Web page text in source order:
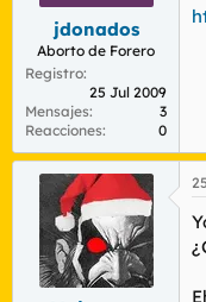
o
d
e
t
e
m
a
i
n
i
i
jdonados
Aborto de Forero
Registro
25 Jul 2009
Mensajes
3
Reacciones
0